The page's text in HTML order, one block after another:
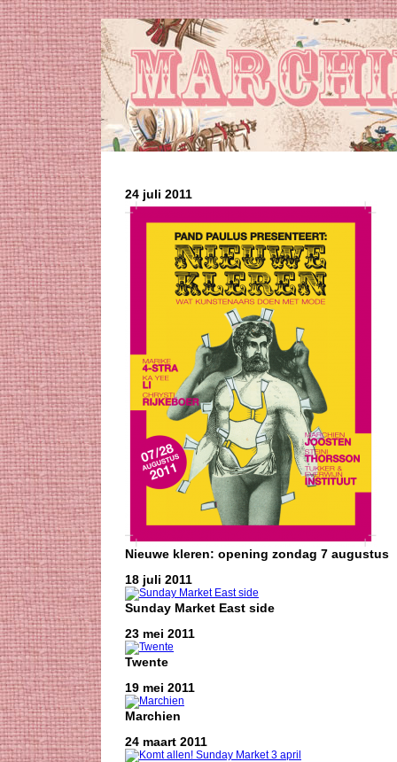
24 juli 2011
Nieuwe kleren: opening zondag 7 augustus
18 juli 2011
Sunday Market East side
23 mei 2011
Twente
19 mei 2011
Marchien
24 maart 2011